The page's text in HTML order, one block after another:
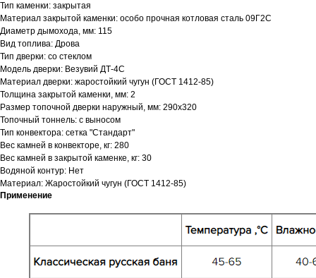
Тип каменки: закрытая
Материал закрытой каменки: особо прочная котловая сталь 09Г2С
Диаметр дымохода, мм: 115
Вид топлива: Дрова
Тип дверки: со стеклом
Модель дверки: Везувий ДТ-4С
Материал дверки: жаростойкий чугун (ГОСТ 1412-85)
Толщина закрытой каменки, мм: 2
Размер топочной дверки наружный, мм: 290х320
Топочный тоннель: с выносом
Тип конвектора: cетка "Стандарт"
Вес камней в конвекторе, кг: 280
Вес камней в закрытой каменке, кг: 30
Водяной контур: Нет
Материал: Жаростойкий чугун (ГОСТ 1412-85)
Применение